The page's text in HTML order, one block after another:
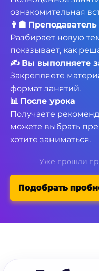
Полноценное
ознакомительная
👩‍🏫
Преподаватель
Разбирает новую
показывает, как
Вы выполняете
Закрепляете
формат занятий.
После урока
Получаете
можете выбрать
Уже прошли
Подобрать